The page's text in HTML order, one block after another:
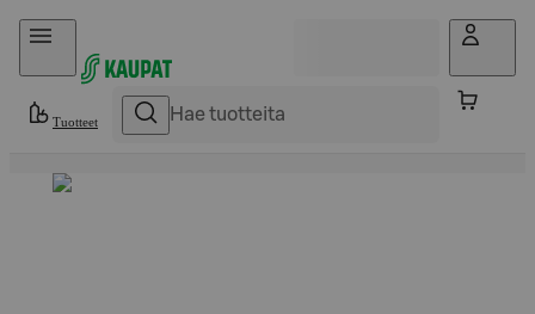
Hyppää sisältöön
Tuotteet